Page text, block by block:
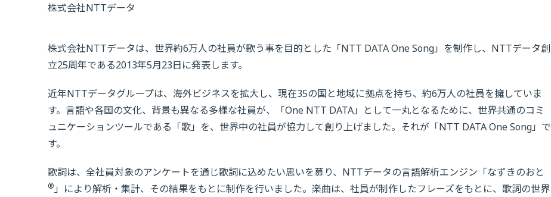
株式会社NTTデータ
株式会社NTTデータは、世界約6万人の社員が歌う事を目的とした「NTT DATA One Song」を制作し、NTTデータ創
立25周年である2013年5月23日に発表します。
近年NTTデータグループは、海外ビジネスを拡大し、現在35の国と地域に拠点を持ち、約6万人の社員を擁していま
す。言語や各国の文化、背景も異なる多様な社員が、「One NTT DATA」として一丸となるために、世界共通のコミ
ュニケーションツールである「歌」を、世界中の社員が協力して創り上げました。それが「NTT DATA One Song」で
す。
歌詞は、全社員対象のアンケートを通じ歌詞に込めたい思いを募り、NTTデータの言語解析エンジン「なずきのおと
® 」により解析・集計、その結果をもとに制作を行いました。楽曲は、社員が制作したフレーズをもとに、歌詞の世界